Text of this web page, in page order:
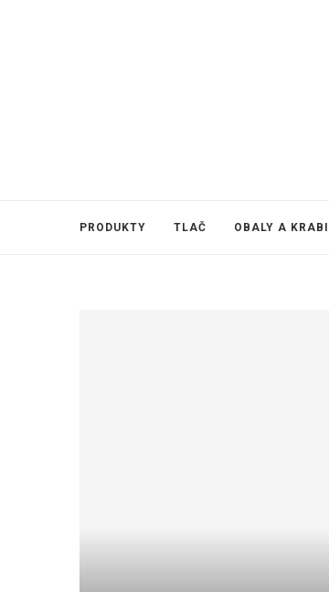
PRODUKTY TLAČ OBALY A